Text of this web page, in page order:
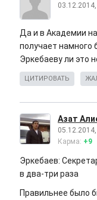
Да и в Академии
получает намного
Эркебаеву ли это
ЦИТИРОВАТЬ
Азат
Карма: +9
Эркебаев:
в два-три раза
Правильнее было